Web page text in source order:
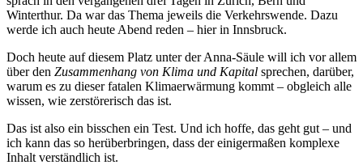
Winterthur. Da war das Thema jeweils die Verkehrswende. Dazu
werde ich auch heute Abend reden – hier in Innsbruck.
Doch heute auf diesem Platz unter der Anna-Säule will ich vor allem
über den Zusammenhang von Klima und Kapital sprechen, darüber,
warum es zu dieser fatalen Klimaerwärmung kommt – obgleich alle
wissen, wie zerstörerisch das ist.
Das ist also ein bisschen ein Test. Und ich hoffe, das geht gut – und
ich kann das so herüberbringen, dass der einigermaßen komplexe
Inhalt verständlich ist.